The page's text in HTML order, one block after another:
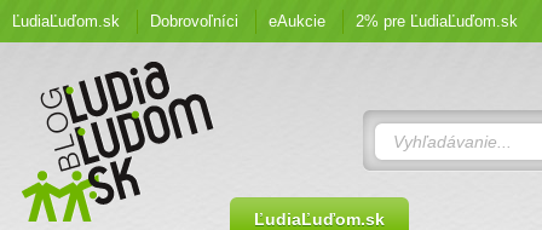
ĽudiaĽuďom.sk Dobrovoľníci eAukcie 2% pre ĽudiaĽuďom.sk
ĽudiaĽuďom.sk